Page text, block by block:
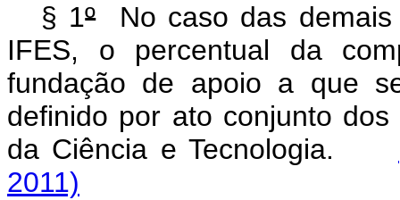
§ 1ºNo caso das demais
IFES, o percentual da
fundação de apoio a que
definido por ato conjunto
da Ciência e Tecnologia.
2011)